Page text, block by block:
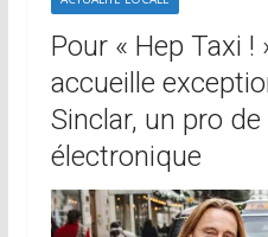
Pour « Hep Taxi !
accueille
Sinclar, un pro
électronique